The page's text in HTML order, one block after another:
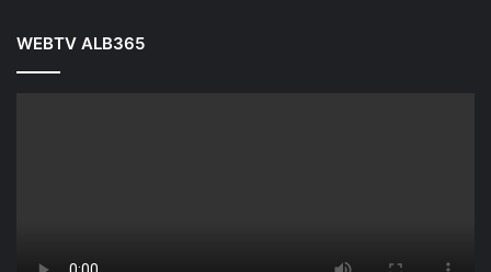
WEBTV ALB365